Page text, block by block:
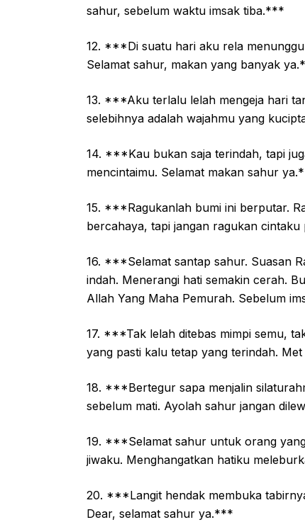
sahur, sebelum waktu imsak tiba.***
12. ***Di suatu hari aku rela
Selamat sahur, makan yang banyak
13. ***Aku terlalu lelah mengeja hari
selebihnya adalah wajahmu yang
14. ***Kau bukan saja terindah, tapi
mencintaimu. Selamat makan sahur
15. ***Ragukanlah bumi ini berputar.
bercahaya, tapi jangan ragukan
16. ***Selamat santap sahur. Suasan
indah. Menerangi hati semakin cerah.
Allah Yang Maha Pemurah. Sebelum
17. ***Tak lelah ditebas mimpi semu,
yang pasti kalu tetap yang terindah.
18. ***Bertegur sapa menjalin
sebelum mati. Ayolah sahur jangan
19. ***Selamat sahur untuk orang
jiwaku. Menghangatkan hatiku
20. ***Langit hendak membuka
Dear, selamat sahur ya.***